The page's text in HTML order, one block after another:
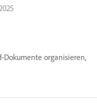
Dokumente organisieren,